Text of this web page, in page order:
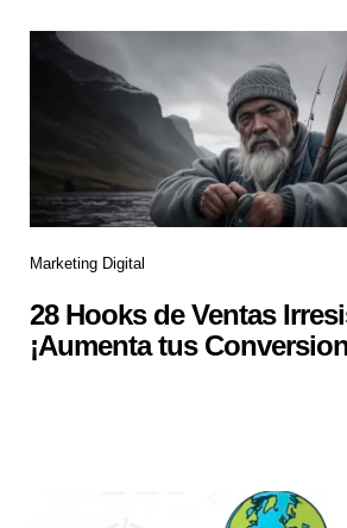
Marketing Digital
28 Hooks de Ventas
¡Aumenta tus